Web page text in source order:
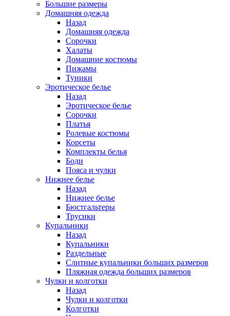
Большие размеры
Домашняя одежда
Назад
Домашняя одежда
Сорочки
Халаты
Домашние костюмы
Пижамы
Туники
Эротическое белье
Назад
Эротическое белье
Сорочки
Платья
Ролевые костюмы
Корсеты
Комплекты белья
Боди
Пояса и чулки
Нижнее белье
Назад
Нижнее белье
Бюстгальтеры
Трусики
Купальники
Назад
Купальники
Раздельные
Слитные купальники больших размеров
Пляжная одежда больших размеров
Чулки и колготки
Назад
Чулки и колготки
Колготки